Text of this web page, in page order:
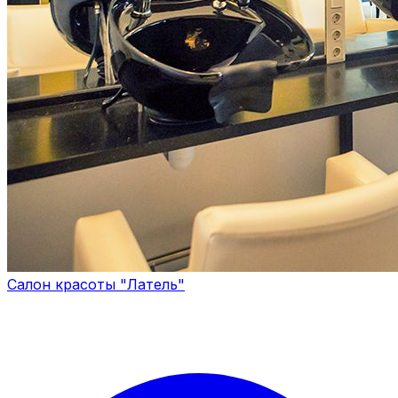
Салон красоты "Латель"